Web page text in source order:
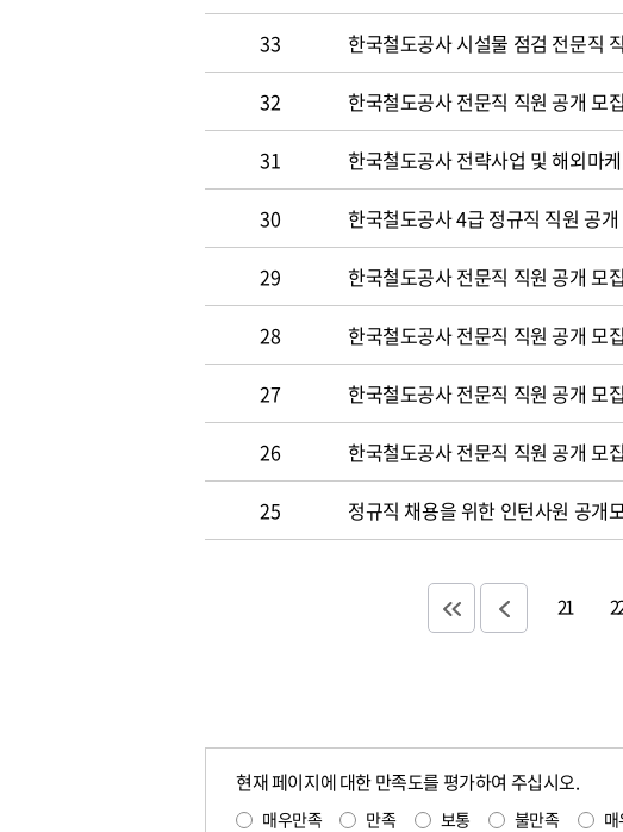
33 한국철도공사 시설물 점검 전문직
32 한국철도공사 전문직 직원 공개 모집
31 한국철도공사 전략사업 및 해외마
30 한국철도공사 4급 정규직 직원 공개
29 한국철도공사 전문직 직원 공개 모집
28 한국철도공사 전문직 직원 공개 모집
27 한국철도공사 전문직 직원 공개 모집
26 한국철도공사 전문직 직원 공개 모집
25 정규직 채용을 위한 인턴사원 공개
21 22
현재 페이지에 대한 만족도를 평가하여 주십시오.
매우만족 만족 보통 불만족